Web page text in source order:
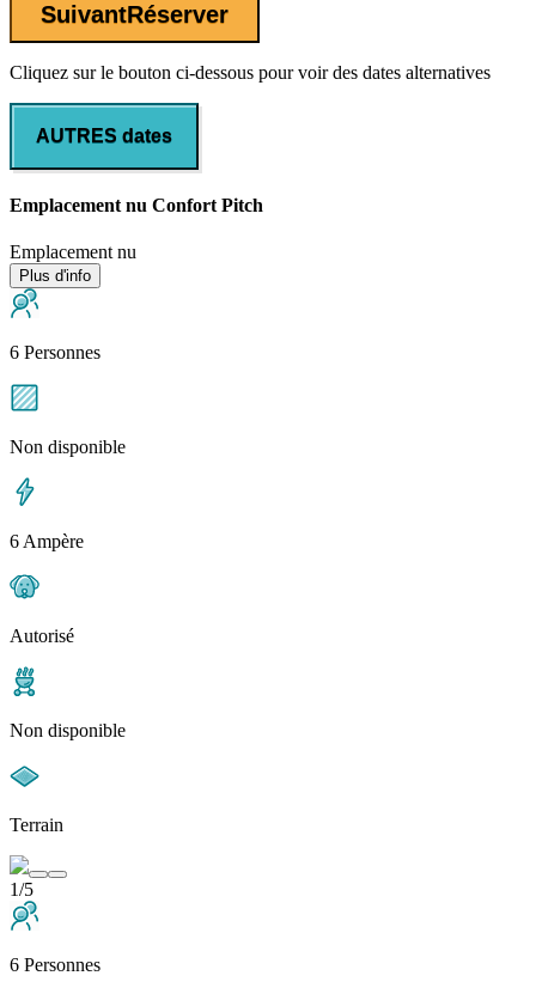
SuivantRéserver
Cliquez sur le bouton ci-dessous pour voir des dates alternatives
AUTRES dates
Emplacement nu Confort Pitch
Emplacement nu
Plus d'info
6 Personnes
Non disponible
6 Ampère
Autorisé
Non disponible
Terrain
1/5
6 Personnes